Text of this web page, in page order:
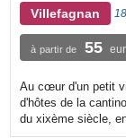
Villefagnan
à partir de 55
Au cœur d'un petit
d'hôtes de la
du xixème siècle,